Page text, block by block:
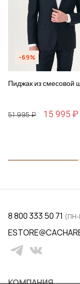
-69%
Пиджак из смесовой
51 995 ₽ 15 995 ₽
8 800 333 50 71 (ПН-